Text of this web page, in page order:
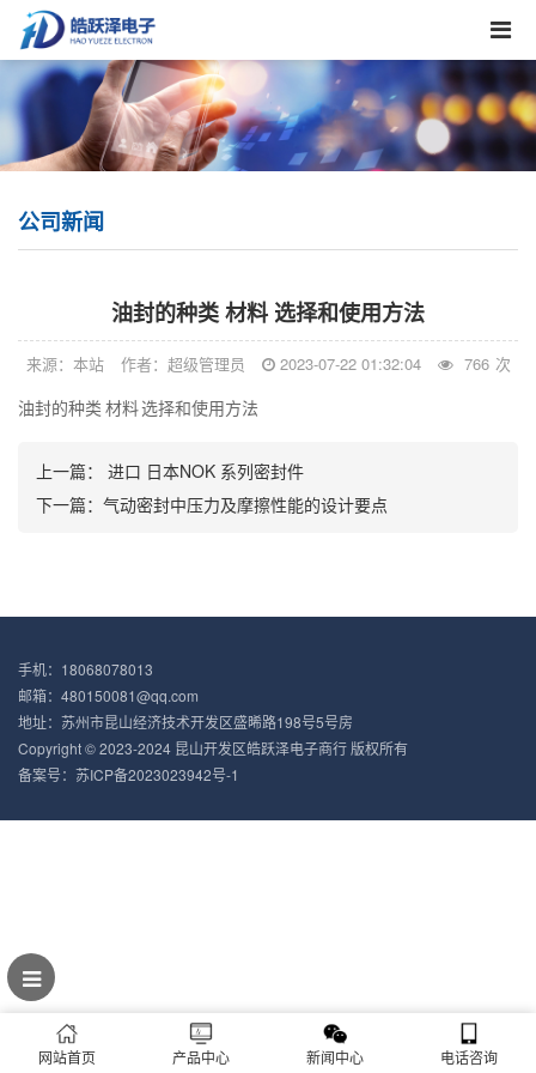
公司新闻
油封的种类 材料 选择和使用方法
来源：本站 作者：超级管理员 2023-07-22 01:32:04 766 次
油封的种类 材料 选择和使用方法
上一篇： 进口 日本NOK 系列密封件
下一篇： 气动密封中压力及摩擦性能的设计要点
手机：18068078013
邮箱：480150081@qq.com
地址：苏州市昆山经济技术开发区盛晞路198号5号房
Copyright © 2023-2024 昆山开发区皓跃泽电子商行 版权所有
备案号： 苏ICP备2023023942号-1
网站首页 产品中心 新闻中心 电话咨询